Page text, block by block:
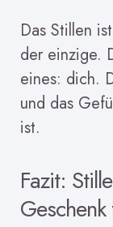
Das Stillen
der einzige.
eines: dich.
und das
ist.
Fazit: